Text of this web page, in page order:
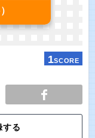
1SCORE
する